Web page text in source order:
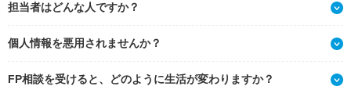
担当者はどんな人ですか？
個人情報を悪用されませんか？
FP相談を受けると、どのように生活が変わりますか？